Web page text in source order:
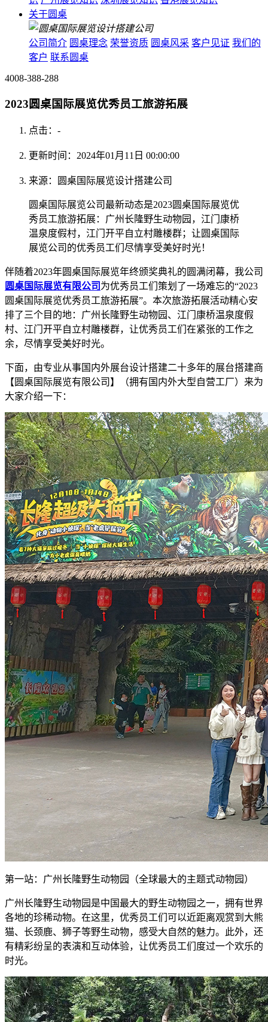
关于圆桌
公司简介 圆桌理念 荣誉资质 圆桌风采 客户见证 我们的
客户 联系圆桌
4008-388-288
2023圆桌国际展览优秀员工旅游拓展
点击： -
更新时间：2024年01月11日 00:00:00
来源：圆桌国际展览设计搭建公司
圆桌国际展览公司最新动态是2023圆桌国际展览优
秀员工旅游拓展：广州长隆野生动物园，江门康桥
温泉度假村，江门开平自立村雕楼群；让圆桌国际
展览公司的优秀员工们尽情享受美好时光！
伴随着2023年圆桌国际展览年终颁奖典礼的圆满闭幕，我公司
圆桌国际展览有限公司 为优秀员工们策划了一场难忘的“2023
圆桌国际展览优秀员工旅游拓展”。本次旅游拓展活动精心安
排了三个目的地：广州长隆野生动物园、江门康桥温泉度假
村、江门开平自立村雕楼群，让优秀员工们在紧张的工作之
余，尽情享受美好时光。
下面，由专业从事国内外展台设计搭建二十多年的展台搭建商
【圆桌国际展览有限公司】（拥有国内外大型自营工厂）来为
大家介绍一下：
第一站：广州长隆野生动物园（全球最大的主题式动物园）
广州长隆野生动物园是中国最大的野生动物园之一，拥有世界
各地的珍稀动物。在这里，优秀员工们可以近距离观赏到大熊
猫、长颈鹿、狮子等野生动物，感受大自然的魅力。此外，还
有精彩纷呈的表演和互动体验，让优秀员工们度过一个欢乐的
时光。